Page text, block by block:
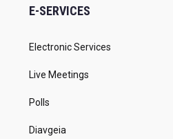
E-SERVICES
Electronic Services
Live Meetings
Polls
Diavgeia